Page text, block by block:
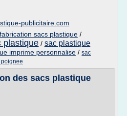
publicitaire.com
sacs plastique /
plastique / sac plastique
imprime personnalise / sac
des sacs plastique